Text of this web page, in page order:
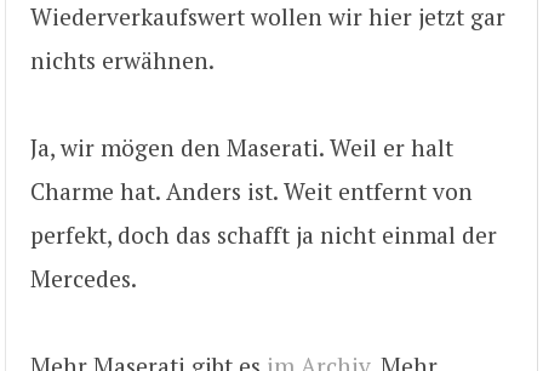
Wiederverkaufswert wollen wir hier jetzt gar
nichts erwähnen.
Ja, wir mögen den Maserati. Weil er halt
Charme hat. Anders ist. Weit entfernt von
perfekt, doch das schafft ja nicht einmal der
Mercedes.